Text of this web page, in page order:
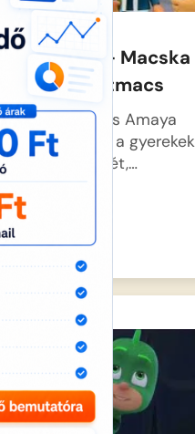
Pizsihősök – Macska
kontra robotmacs
Greg, Connor és Amaya
napközben élik a gyerekek
gondtalan életét,…